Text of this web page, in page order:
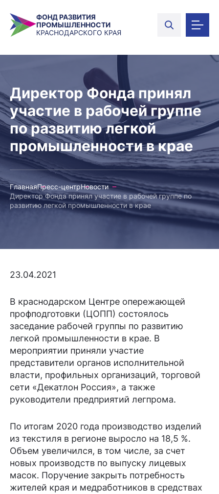
ФОНД РАЗВИТИЯ
ПРОМЫШЛЕННОСТИ
КРАСНОДАРСКОГО КРАЯ
Директор Фонда принял
участие в рабочей группе
по развитию легкой
промышленности в крае
ГлавнаяПресс-центрНовости
Директор Фонда принял участие в рабочей группе по
развитию легкой промышленности в крае
23.04.2021
В краснодарском Центре опережающей
профподготовки (ЦОПП) состоялось
заседание рабочей группы по развитию
легкой промышленности в крае. В
мероприятии приняли участие
представители органов исполнительной
власти, профильных организаций, торговой
сети «Декатлон Россия», а также
руководители предприятий легпрома.
По итогам 2020 года производство изделий
из текстиля в регионе выросло на 18,5 %.
Объем увеличился, в том числе, за счет
новых производств по выпуску лицевых
масок. Поручение закрыть потребность
жителей края и медработников в средствах